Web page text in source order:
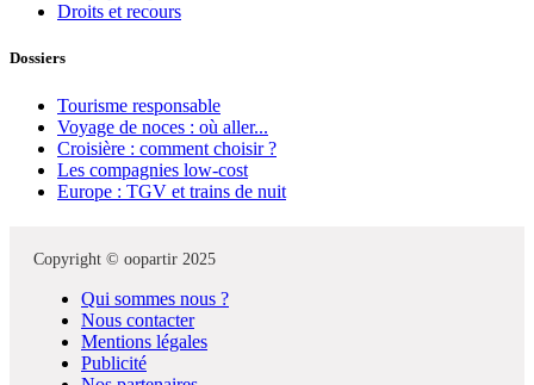
Droits et recours
Dossiers
Tourisme responsable
Voyage de noces : où aller...
Croisière : comment choisir ?
Les compagnies low-cost
Europe : TGV et trains de nuit
Copyright © oopartir 2025
Qui sommes nous ?
Nous contacter
Mentions légales
Publicité